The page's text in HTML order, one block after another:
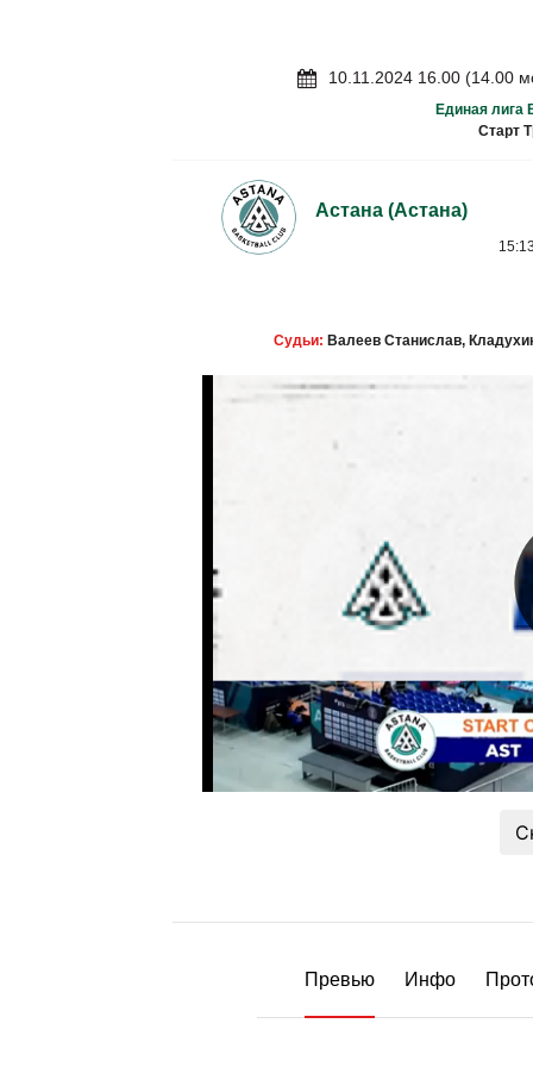
10.11.2024 16.00 (14.00
Единая лига
Старт
Астана (Астана)
Судьи: Валеев Станислав,
Превью Инфо